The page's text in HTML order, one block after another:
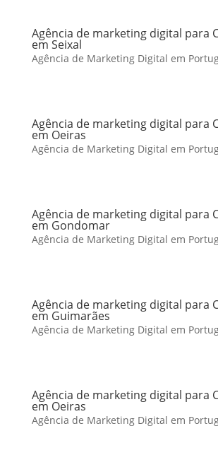
Agência de marketing digital para
em Seixal
Agência de Marketing Digital em
Agência de marketing digital para
em Oeiras
Agência de Marketing Digital em
Agência de marketing digital para
em Gondomar
Agência de Marketing Digital em
Agência de marketing digital para
em Guimarães
Agência de Marketing Digital em
Agência de marketing digital para
em Oeiras
Agência de Marketing Digital em